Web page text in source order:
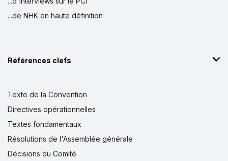
...de NHK en haute définition
Références clefs
Texte de la Convention
Directives opérationnelles
Textes fondamentaux
Résolutions de l'Assemblée générale
Décisions du Comité